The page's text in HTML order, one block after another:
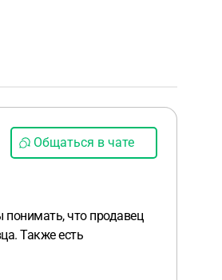
Общаться в чате
что продавец
Также есть